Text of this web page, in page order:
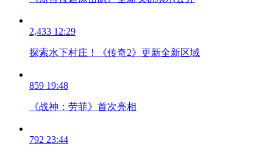
2,433 12:29
探索水下村庄！《传奇2》更新全新区域
859 19:48
《战神：劳菲》首次亮相
792 23:44